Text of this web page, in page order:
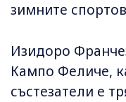
зимните
Изидоро
Кампо Феличе,
състезатели е